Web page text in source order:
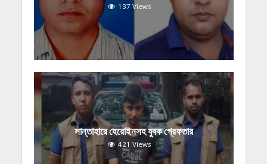
137 Views
সান্তাহারে হেরোইনসহ যুবক গ্রেফতার
421 Views